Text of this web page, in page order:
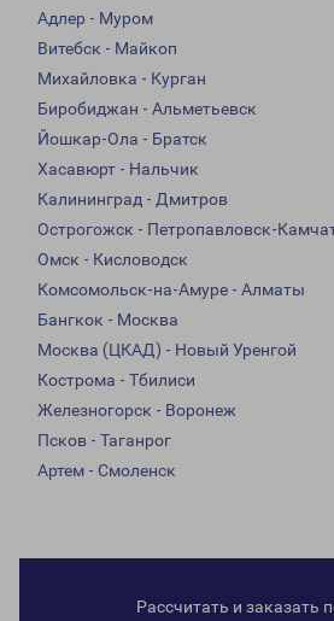
Адлер - Муром
Витебск - Майкоп
Михайловка - Курган
Биробиджан - Альметьевск
Йошкар-Ола - Братск
Хасавюрт - Нальчик
Калининград - Дмитров
Острогожск - Петропавловск-
Омск - Кисловодск
Комсомольск-на-Амуре - Алматы
Бангкок - Москва
Москва (ЦКАД) - Новый Уренгой
Кострома - Тбилиси
Железногорск - Воронеж
Псков - Таганрог
Артем - Смоленск
Рассчитать и заказать